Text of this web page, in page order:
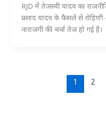
RJD में तेजस्वी यादव का
प्रसाद यादव के फैसले से
नाराजगी की चर्चा तेज हो गई है।
1 2